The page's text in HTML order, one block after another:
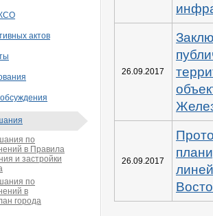
26.09.2017
26.09.2017
актов
по
в Правила
и застройки
по
в
города